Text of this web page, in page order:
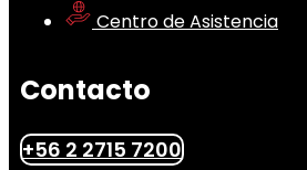
Centro de Asistencia
Contacto
+56 2 2715 7200